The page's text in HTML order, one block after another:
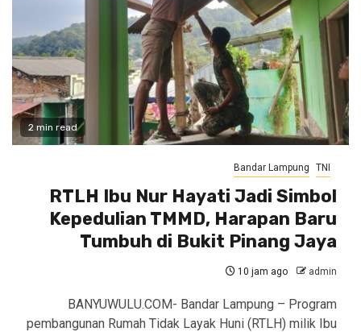
2 min read
Bandar Lampung TNI
RTLH Ibu Nur Hayati Jadi Simbol
Kepedulian TMMD, Harapan Baru
Tumbuh di Bukit Pinang Jaya
10 jam ago admin
BANYUWULU.COM- Bandar Lampung – Program
pembangunan Rumah Tidak Layak Huni (RTLH) milik Ibu